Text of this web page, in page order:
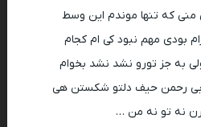
منی که تنها موندم این وسط
بودی مهم نبود کی ام کجام
به جز تورو نشد نشد بخوام
رحمن حیف دلتو شکستن هی
برن نه تو نه من …